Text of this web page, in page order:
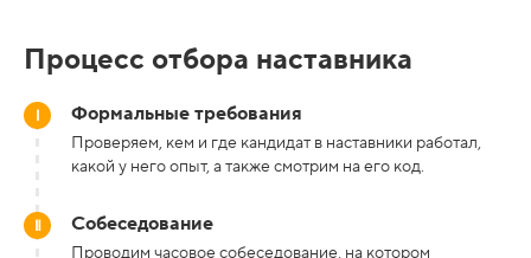
Процесс отбора наставника
Формальные требования
Проверяем, кем и где кандидат в наставники работал,
какой у него опыт, а также смотрим на его код.
Собеседование
Проводим часовое собеседование, на котором